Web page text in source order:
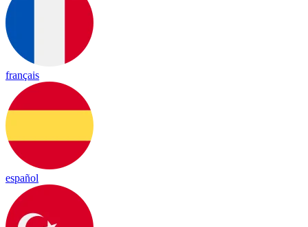
français
español